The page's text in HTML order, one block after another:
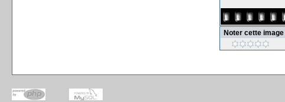
Noter cette image